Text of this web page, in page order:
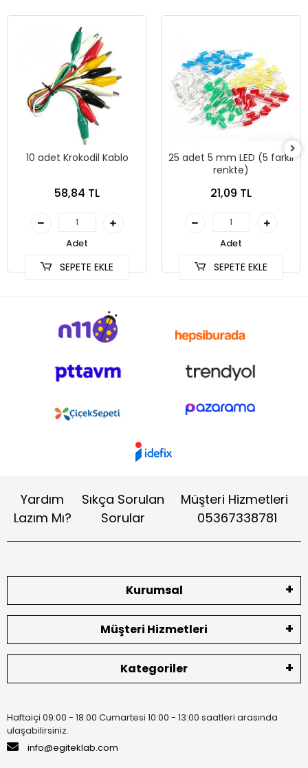
10 adet Krokodil Kablo
58,84 TL
Adet
SEPETE EKLE
25 adet 5 mm LED (5 farklı
renkte)
21,09 TL
Adet
SEPETE EKLE
Yardım
Lazım Mı?
Sıkça Sorulan
Sorular
Müşteri Hizmetleri
05367338781
Kurumsal
Müşteri Hizmetleri
Kategoriler
Haftaiçi 09:00 - 18:00 Cumartesi 10:00 - 13:00 saatleri arasında
ulaşabilirsiniz.
info@egiteklab.com